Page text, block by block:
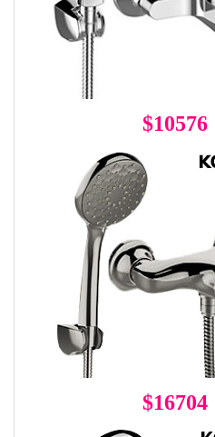
$10576
$16704